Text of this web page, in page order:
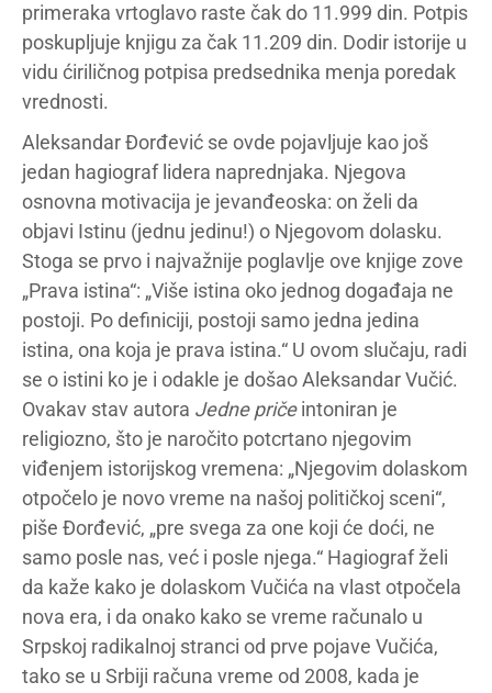
primeraka vrtoglavo raste čak do 11.999 din. Potpis
poskupljuje knjigu za čak 11.209 din. Dodir istorije u
vidu ćiriličnog potpisa predsednika menja poredak
vrednosti.
Aleksandar Đorđević se ovde pojavljuje kao još
jedan hagiograf lidera naprednjaka. Njegova
osnovna motivacija je jevanđeoska: on želi da
objavi Istinu (jednu jedinu!) o Njegovom dolasku.
Stoga se prvo i najvažnije poglavlje ove knjige zove
„Prava istina“: „Više istina oko jednog događaja ne
postoji. Po definiciji, postoji samo jedna jedina
istina, ona koja je prava istina.“ U ovom slučaju, radi
se o istini ko je i odakle je došao Aleksandar Vučić.
Ovakav stav autora Jedne pričeintoniran je
religiozno, što je naročito potcrtano njegovim
viđenjem istorijskog vremena: „Njegovim dolaskom
otpočelo je novo vreme na našoj političkoj sceni“,
piše Đorđević, „pre svega za one koji će doći, ne
samo posle nas, već i posle njega.“ Hagiograf želi
da kaže kako je dolaskom Vučića na vlast otpočela
nova era, i da onako kako se vreme računalo u
Srpskoj radikalnoj stranci od prve pojave Vučića,
tako se u Srbiji računa vreme od 2008, kada je